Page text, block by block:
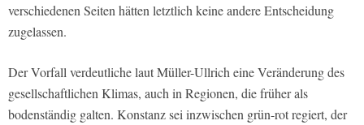
verschiedenen Seiten hätten letztlich keine andere Entscheidung
zugelassen.
Der Vorfall verdeutliche laut Müller-Ullrich eine Veränderung des
gesellschaftlichen Klimas, auch in Regionen, die früher als
bodenständig galten. Konstanz sei inzwischen grün-rot regiert, der